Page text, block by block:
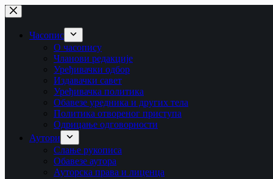
Skip
to
contentЧасопис
О часопису
Чланови редакције
Уређивачки одбор
Издавачки савет
Уређивачка политика
Обавезе уредника и других тела
Пoлитикa oтвoрeнoг приступa
Одрицање одговорности
Аутори
Слање рукописа
Обавезе аутора
Ауторска права и лиценца